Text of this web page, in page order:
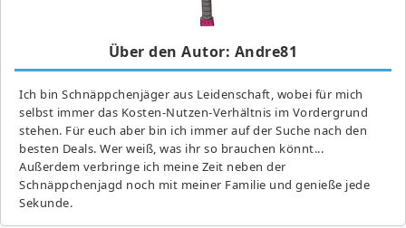
Über den Autor: Andre81
Ich bin Schnäppchenjäger aus Leidenschaft, wobei für mich
selbst immer das Kosten-Nutzen-Verhältnis im Vordergrund
stehen. Für euch aber bin ich immer auf der Suche nach den
besten Deals. Wer weiß, was ihr so brauchen könnt...
Außerdem verbringe ich meine Zeit neben der
Schnäppchenjagd noch mit meiner Familie und genieße jede
Sekunde.